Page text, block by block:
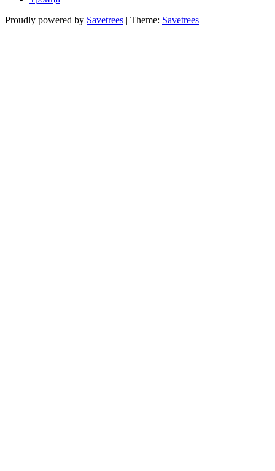
Proudly powered by Savetrees | Theme: Savetrees